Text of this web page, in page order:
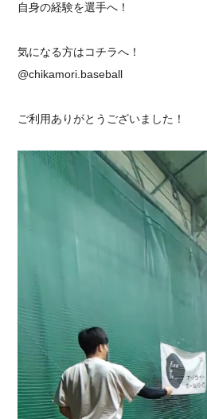
自身の経験を選手へ！
気になる方はコチラへ！
@chikamori.baseball
ご利用ありがとうございました！